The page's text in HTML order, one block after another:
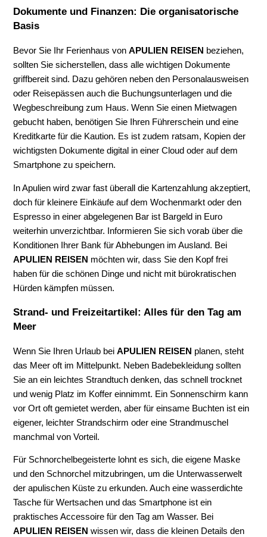
Dokumente und Finanzen: Die organisatorische
Basis
Bevor Sie Ihr Ferienhaus vonAPULIEN REISEN beziehen,
sollten Sie sicherstellen, dass alle wichtigen Dokumente
griffbereit sind. Dazu gehören neben den Personalausweisen
oder Reisepässen auch die Buchungsunterlagen und die
Wegbeschreibung zum Haus. Wenn Sie einen Mietwagen
gebucht haben, benötigen Sie Ihren Führerschein und eine
Kreditkarte für die Kaution. Es ist zudem ratsam, Kopien der
wichtigsten Dokumente digital in einer Cloud oder auf dem
Smartphone zu speichern.
In Apulien wird zwar fast überall die Kartenzahlung akzeptiert,
doch für kleinere Einkäufe auf dem Wochenmarkt oder den
Espresso in einer abgelegenen Bar ist Bargeld in Euro
weiterhin unverzichtbar. Informieren Sie sich vorab über die
Konditionen Ihrer Bank für Abhebungen im Ausland. Bei
APULIEN REISEN möchten wir, dass Sie den Kopf frei
haben für die schönen Dinge und nicht mit bürokratischen
Hürden kämpfen müssen.
Strand- und Freizeitartikel: Alles für den Tag am
Meer
Wenn Sie Ihren Urlaub beiAPULIEN REISEN planen, steht
das Meer oft im Mittelpunkt. Neben Badebekleidung sollten
Sie an ein leichtes Strandtuch denken, das schnell trocknet
und wenig Platz im Koffer einnimmt. Ein Sonnenschirm kann
vor Ort oft gemietet werden, aber für einsame Buchten ist ein
eigener, leichter Strandschirm oder eine Strandmuschel
manchmal von Vorteil.
Für Schnorchelbegeisterte lohnt es sich, die eigene Maske
und den Schnorchel mitzubringen, um die Unterwasserwelt
der apulischen Küste zu erkunden. Auch eine wasserdichte
Tasche für Wertsachen und das Smartphone ist ein
praktisches Accessoire für den Tag am Wasser. Bei
APULIEN REISEN wissen wir, dass die kleinen Details den